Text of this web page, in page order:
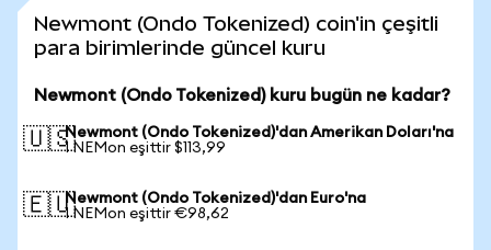
Newmont (Ondo Tokenized) coin'in çeşitli
para birimlerinde güncel kuru
Newmont (Ondo Tokenized) kuru bugün ne kadar?
🇺🇸Newmont (Ondo Tokenized)'dan Amerikan Doları'na
1 NEMon eşittir $113,99
🇪🇺Newmont (Ondo Tokenized)'dan Euro'na
1 NEMon eşittir €98,62